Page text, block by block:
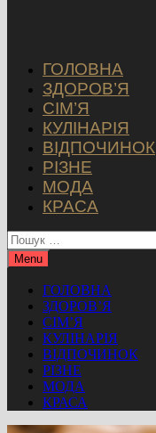
ГОЛОВНА
ЗДОРОВ’Я
СІМ’Я
КУЛІНАРІЯ
ВІДПОЧИНОК
РІЗНЕ
МОДА
КРАСА
Пошук:
Menu
ГОЛОВНА
ЗДОРОВ’Я
СІМ’Я
КУЛІНАРІЯ
ВІДПОЧИНОК
РІЗНЕ
МОДА
КРАСА